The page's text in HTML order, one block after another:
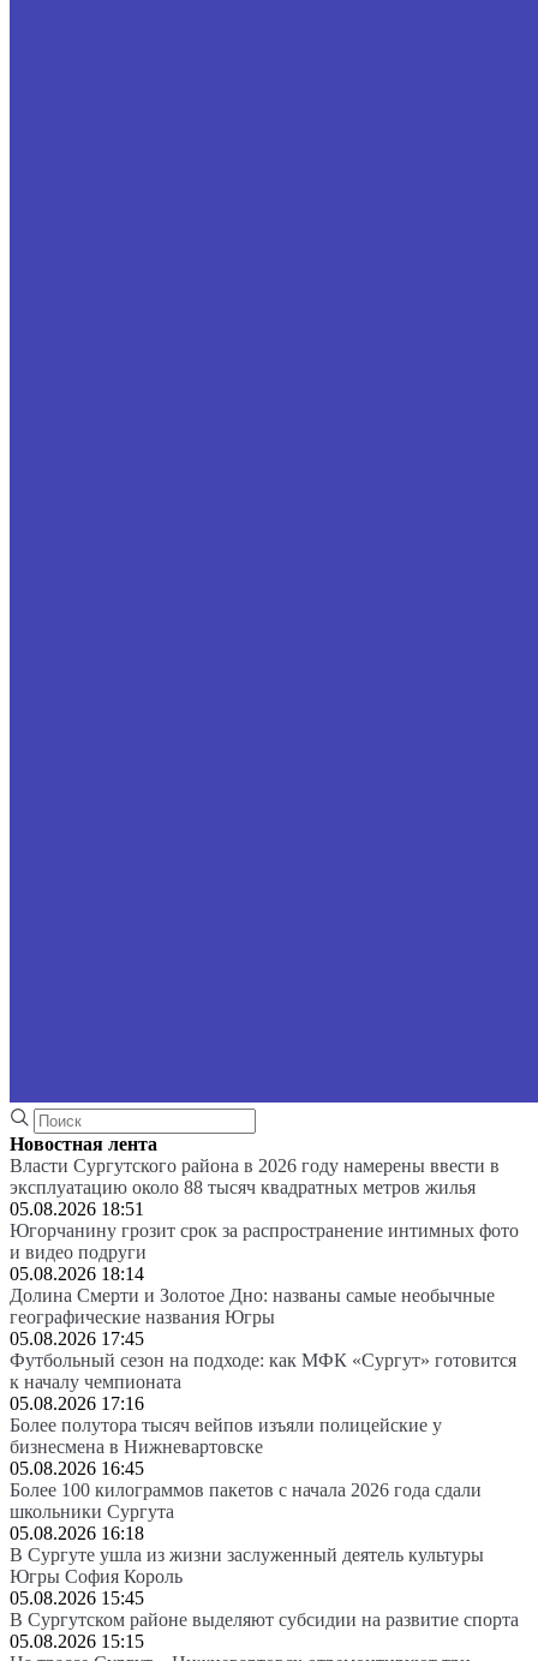
Новостная лента
Власти Сургутского района в 2026 году намерены ввести в
эксплуатацию около 88 тысяч квадратных метров жилья
05.08.2026 18:51
Югорчанину грозит срок за распространение интимных фото
и видео подруги
05.08.2026 18:14
Долина Смерти и Золотое Дно: названы самые необычные
географические названия Югры
05.08.2026 17:45
Футбольный сезон на подходе: как МФК «Сургут» готовится
к началу чемпионата
05.08.2026 17:16
Более полутора тысяч вейпов изъяли полицейские у
бизнесмена в Нижневартовске
05.08.2026 16:45
Более 100 килограммов пакетов с начала 2026 года сдали
школьники Сургута
05.08.2026 16:18
В Сургуте ушла из жизни заслуженный деятель культуры
Югры София Король
05.08.2026 15:45
В Сургутском районе выделяют субсидии на развитие спорта
05.08.2026 15:15